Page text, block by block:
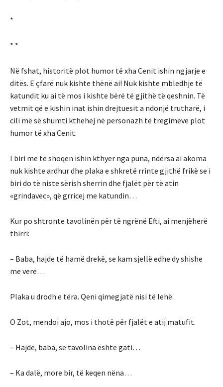
*
* *
Në fshat, historitë plot humor të xha Cenit ishin ngjarje e
ditës. E çfarë nuk kishte thënë ai! Nuk kishte mbledhje të
katundit ku ai të mos i kishte bërë të gjithë të qeshnin. Të
vetmit që e kishin inat ishin drejtuesit a ndonjë trutharë, i
cili më së shumti kthehej në personazh të tregimeve plot
humor të xha Cenit.
I biri me të shoqen ishin kthyer nga puna, ndërsa ai akoma
nuk kishte ardhur dhe plaka e shkretë rrinte gjithë frikë se i
biri do të niste sërish sherrin dhe fjalët për të atin
«grindavec», që grricej me katundin…
Kur po shtronte tavolinën për të ngrënë Efti, ai menjëherë
thirri:
– Baba, hajde të hamë drekë, se kam sjellë edhe dy shishe
me verë…
Plaka u drodh e tëra. Qeni qimegjatë nisi të lehë.
O Zot, mendoi ajo, mos i thotë për fjalët e atij matufit.
– Hajde, baba, se tavolina është gati…
– Ka dalë, more bir, të keqen nëna…